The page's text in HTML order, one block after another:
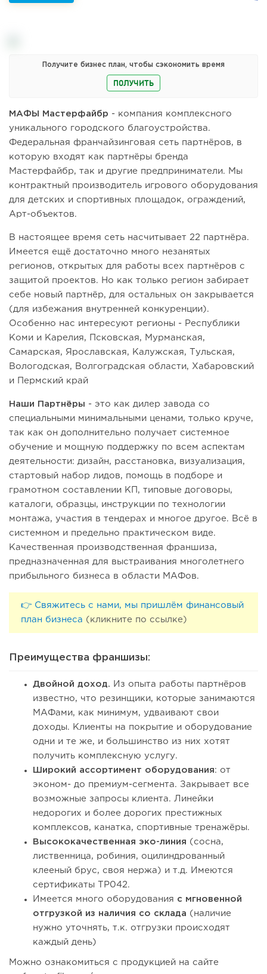
Получите бизнес план, чтобы сэкономить время
ПОЛУЧИТЬ
МАФЫ Мастерфайбр - компания комплексного
уникального городского благоустройства.
Федеральная франчайзинговая сеть партнёров, в
которую входят как партнёры бренда
Мастерфайбр, так и другие предприниматели. Мы
контрактный производитель игрового оборудования
для детских и спортивных площадок, ограждений,
Арт-объектов.
В настоящее время сеть насчитывает 22 партнёра.
Имеется ещё достаточно много незанятых
регионов, открытых для работы всех партнёров с
защитой проектов. Но как только регион забирает
себе новый партнёр, для остальных он закрывается
(для избежания внутренней конкуренции).
Особенно нас интересуют регионы - Республики
Коми и Карелия, Псковская, Мурманская,
Самарская, Ярославская, Калужская, Тульская,
Вологодская, Волгоградская области, Хабаровский
и Пермский край
Наши Партнёры - это как дилер завода со
специальными минимальными ценами, только круче,
так как он дополнительно получает системное
обучение и мощную поддержку по всем аспектам
деятельности: дизайн, расстановка, визуализация,
стартовый набор лидов, помощь в подборе и
грамотном составлении КП, типовые договоры,
каталоги, образцы, инструкции по технологии
монтажа, участия в тендерах и многое другое. Всё в
системном и предельно практическом виде.
Качественная производственная франшиза,
предназначенная для выстраивания многолетнего
прибыльного бизнеса в области МАФов.
👉 Свяжитесь с нами, мы пришлём финансовый
план бизнеса (кликните по ссылке)
Преимущества франшизы:
Двойной доход.
Из опыта работы партнёров
известно, что резинщики, которые занимаются
МАФами, как минимум, удваивают свои
доходы. Клиенты на покрытие и оборудование
одни и те же, и большинство из них хотят
получить комплексную услугу.
Широкий ассортимент оборудования: от
эконом- до премиум-сегмента. Закрывает все
возможные запросы клиента. Линейки
недорогих и более дорогих престижных
комплексов, канатка, спортивные тренажёры.
Высококачественная эко-линия (сосна,
лиственница, робиния, оцилиндрованный
клееный брус, своя нержа) и т.д. Имеются
сертификаты ТР042.
Имеется много оборудования с мгновенной
отгрузкой из наличия со склада (наличие
нужно уточнять, т.к. отгрузки происходят
каждый день)
Можно ознакомиться с продукцией на сайте